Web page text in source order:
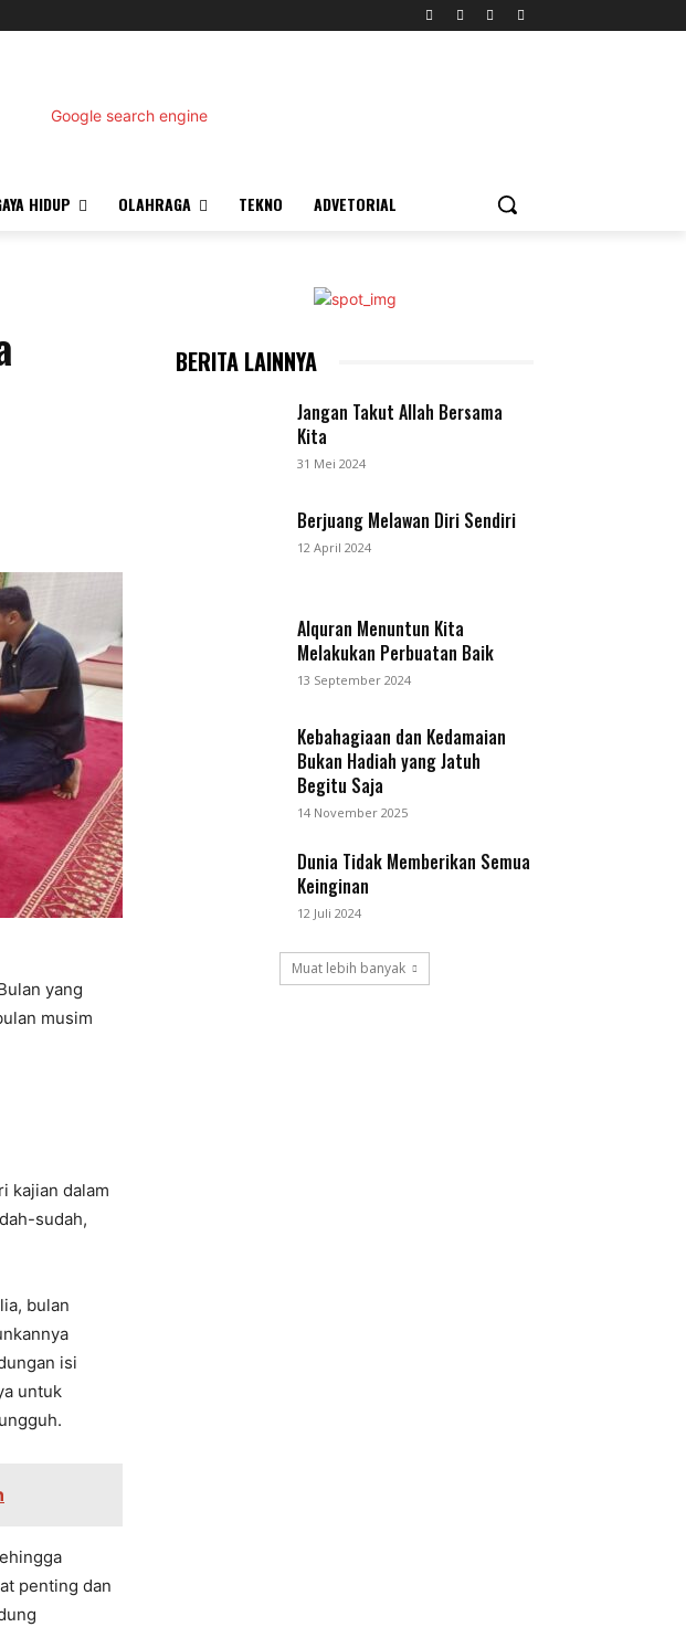
HIDUP OLAHRAGA TEKNO ADVETORIAL
yang
musim
kajian dalam
sudah,
bulan
isi
untuk
penting dan
BERITA LAINNYA
Jangan Takut Allah Bersama
Kita
31 Mei 2024
Berjuang Melawan Diri Sendiri
12 April 2024
Alquran Menuntun Kita
Melakukan Perbuatan Baik
13 September 2024
Kebahagiaan dan Kedamaian
Bukan Hadiah yang Jatuh
Begitu Saja
14 November 2025
Dunia Tidak Memberikan Semua
Keinginan
12 Juli 2024
Muat lebih banyak